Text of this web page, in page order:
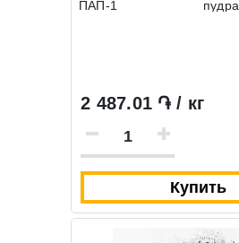
ПАП-1
пудра
2 487.01 ֏ / кг
Купить